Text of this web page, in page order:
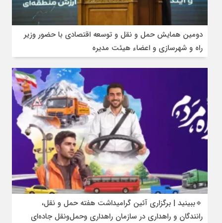
دومین همایش حمل و نقل و توسعه اقتصادی با حضور وزیر
راه و شهرسازی و اعضاء هیئت مدیره
🔹ببینید | برگزاری آئین گرامیداشت هفته حمل و نقل،
رانندگان و راهداری در سازمان راهداری وحمل‌ونقل جاده‌ای